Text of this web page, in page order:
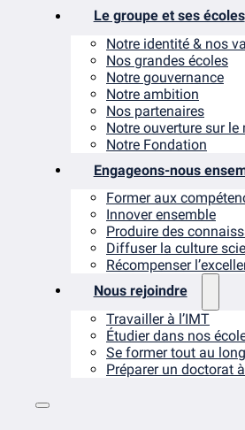
Le groupe et ses écoles
Notre identité & nos
Nos grandes écoles
Notre gouvernance
Notre ambition
Nos partenaires
Notre ouverture sur le
Notre Fondation
Engageons-nous
Former aux
Innover ensemble
Produire des
Diffuser la culture
Récompenser
Nous rejoindre
Travailler à l’IMT
Étudier dans nos
Se former tout au
Préparer un doctorat